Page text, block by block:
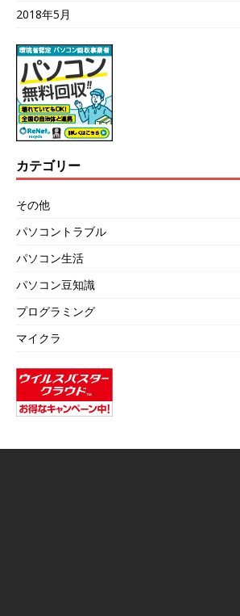
2018年5月
カテゴリー
その他
パソコントラブル
パソコン生活
パソコン豆知識
プログラミング
マイクラ